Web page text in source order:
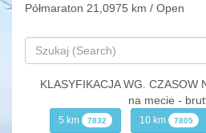
Półmaraton 21,0975 km / Open
KLASYFIKACJA WG. CZASOW
na mecie -
5 km 7832 10 km 7805